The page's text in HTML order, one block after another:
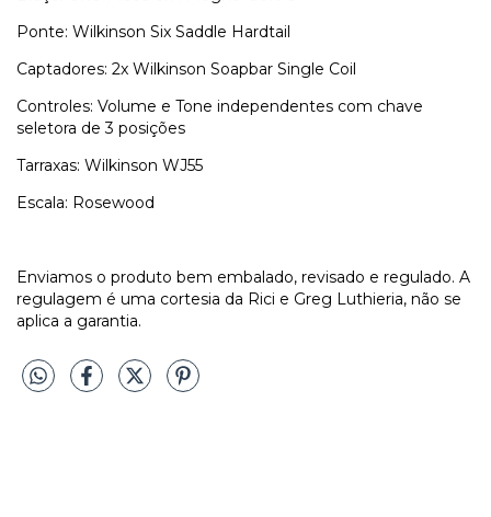
Ponte: Wilkinson Six Saddle Hardtail
Captadores: 2x Wilkinson Soapbar Single Coil
Controles: Volume e Tone independentes com chave
seletora de 3 posições
Tarraxas: Wilkinson WJ55
Escala: Rosewood
Enviamos o produto bem embalado, revisado e regulado. A
regulagem é uma cortesia da Rici e Greg Luthieria, não se
aplica a garantia.